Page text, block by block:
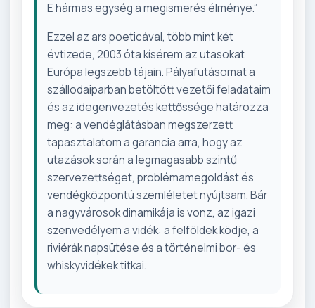
E hármas egység a megismerés élménye.”
Ezzel az ars poeticával, több mint két
évtizede, 2003 óta kísérem az utasokat
Európa legszebb tájain. Pályafutásomat a
szállodaiparban betöltött vezetői feladataim
és az idegenvezetés kettőssége határozza
meg: a vendéglátásban megszerzett
tapasztalatom a garancia arra, hogy az
utazások során a legmagasabb szintű
szervezettséget, problémamegoldást és
vendégközpontú szemléletet nyújtsam. Bár
a nagyvárosok dinamikája is vonz, az igazi
szenvedélyem a vidék: a felföldek ködje, a
riviérák napsütése és a történelmi bor- és
whiskyvidékek titkai.